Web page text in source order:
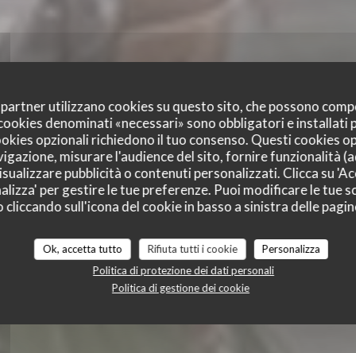
utilizzano cookies su questo sito, che possono
denominati «necessari» sono obbligatori e installati
opzionali richiedono il tuo consenso. Questi cookies
misurare l'audience del sito, fornire funzionalità
pubblicità o contenuti personalizzati. Clicca su
per gestire le tue preferenze. Puoi modificare le tue
sull'icona del cookie in basso a sinistra delle
Ok, accetta tutto Rifiuta tutti i cookie
Personalizza
Politica di protezione dei dati personali
Politica di gestione dei cookie
DU
BRASSERIE - RESTAURANT|RUEIL-MALMAISON
PRENOTA